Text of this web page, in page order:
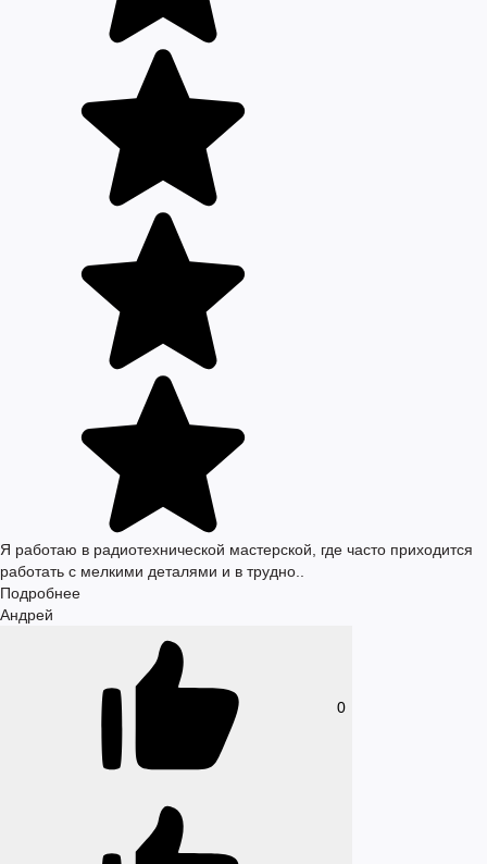
Я работаю в радиотехнической мастерской, где часто приходится
работать с мелкими деталями и в трудно..
Подробнее
Андрей
0